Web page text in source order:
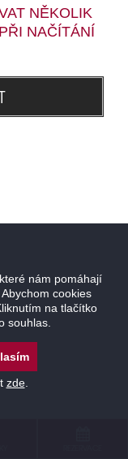
NĚKOLIK
NAČÍTÁNÍ
nám pomáhají
cookies
na tlačítko
souhlas.
zde.